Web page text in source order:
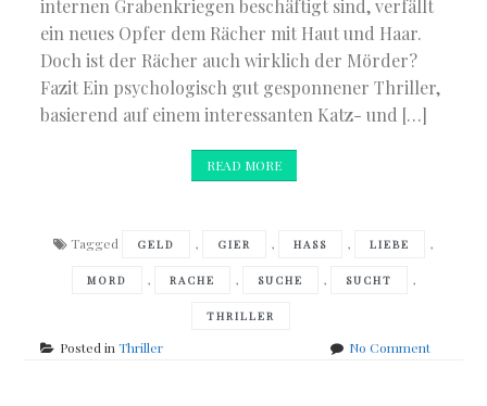
internen Grabenkriegen beschäftigt sind, verfällt
ein neues Opfer dem Rächer mit Haut und Haar.
Doch ist der Rächer auch wirklich der Mörder?
Fazit Ein psychologisch gut gesponnener Thriller,
basierend auf einem interessanten Katz- und […]
READ MORE
Tagged GELD , GIER , HASS , LIEBE ,
MORD , RACHE , SUCHE , SUCHT ,
THRILLER
Posted inThriller No Commenton